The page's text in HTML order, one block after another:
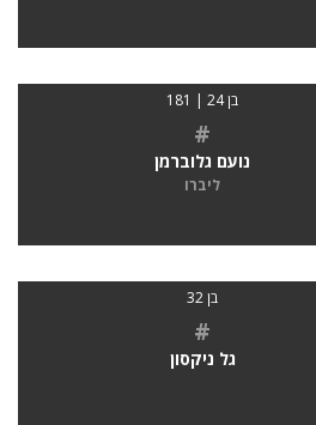
בן 24 | 181
#
נועם גלוברמן
ליברו
בן 32
#
גל ניקסון